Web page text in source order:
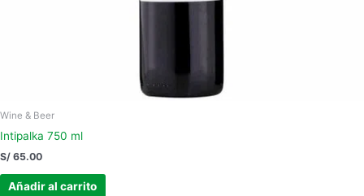
Wine & Beer
Intipalka 750 ml
S/ 65.00
Añadir al carrito